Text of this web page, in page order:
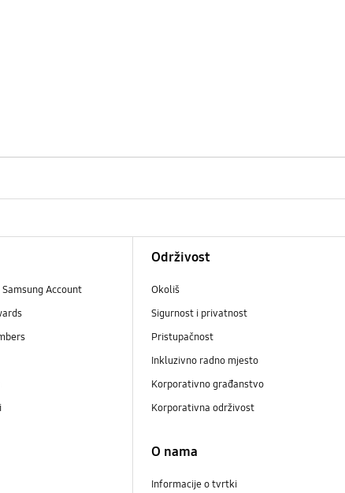
Account
Održivost
Okoliš
Sigurnost i privatnost
Pristupačnost
Inkluzivno radno mjesto
Korporativno građanstvo
Korporativna održivost
O nama
Informacije o tvrtki